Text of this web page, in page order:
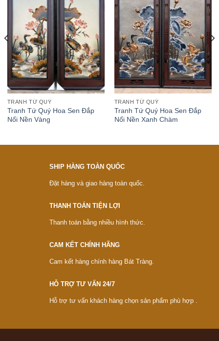
TRANH TỨ QUÝ
Tranh Tứ Quý Hoa Sen Đắp
Nổi Nền Vàng
TRANH TỨ QUÝ
Tranh Tứ Quý Hoa Sen Đắp
Nổi Nền Xanh Chàm
SHIP HÀNG TOÀN QUỐC
Đặt hàng và giao hàng toàn quốc.
THANH TOÁN TIỆN LỢI
Thanh toán bằng nhiều hình thức.
CAM KẾT CHÍNH HÃNG
Cam kết hàng chính hàng Bát Tràng.
HỖ TRỢ TƯ VẤN 24/7
Hỗ trợ tư vấn khách hàng chọn sản phẩm phù hợp .